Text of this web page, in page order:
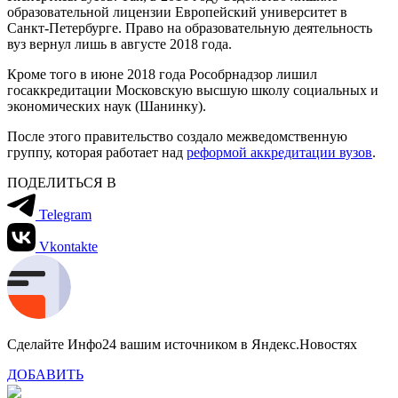
образовательной лицензии Европейский университет в
Санкт-Петербурге. Право на образовательную деятельность
вуз вернул лишь в августе 2018 года.
Кроме того в июне 2018 года Рособрнадзор лишил
госаккредитации Московскую высшую школу социальных и
экономических наук (Шанинку).
После этого правительство создало межведомственную
группу, которая работает над реформой аккредитации вузов.
ПОДЕЛИТЬСЯ В
Telegram
Vkontakte
Сделайте Инфо24 вашим источником в Яндекс.Новостях
ДОБАВИТЬ